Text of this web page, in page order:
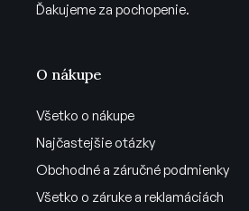
O nákupe
Všetko o nákupe
Najčastejšie otázky
Obchodné a záručné podmienky
Všetko o záruke a reklamáciách
Ďakujeme za pochopenie.